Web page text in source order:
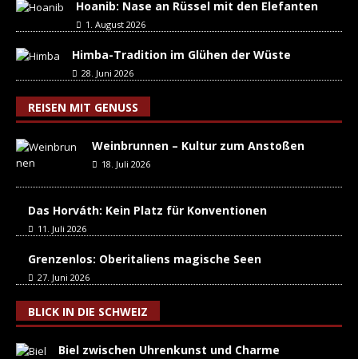
Hoanib: Nase an Rüssel mit den Elefanten
1. August 2026
Himba-Tradition im Glühen der Wüste
28. Juni 2026
REISEN MIT GENUSS
Weinbrunnen – Kultur zum Anstoßen
18. Juli 2026
Das Horváth: Kein Platz für Konventionen
11. Juli 2026
Grenzenlos: Oberitaliens magische Seen
27. Juni 2026
BLICK IN DIE SCHWEIZ
Biel zwischen Uhrenkunst und Charme